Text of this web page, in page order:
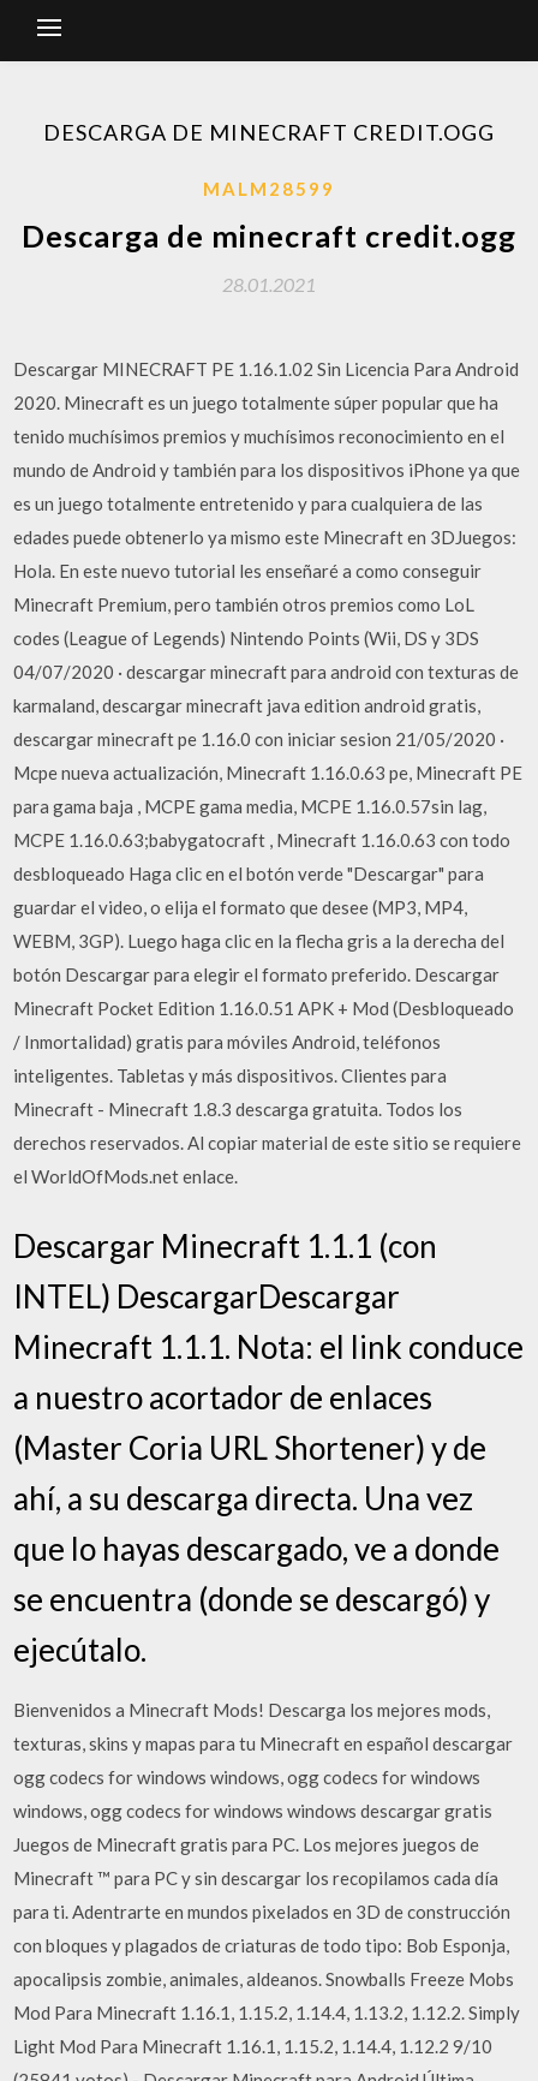
DESCARGA DE MINECRAFT CREDIT.OGG
MALM28599
Descarga de minecraft credit.ogg
28.01.2021
Descargar MINECRAFT PE 1.16.1.02 Sin Licencia Para Android
2020. Minecraft es un juego totalmente súper popular que ha
tenido muchísimos premios y muchísimos reconocimiento en el
mundo de Android y también para los dispositivos iPhone ya que
es un juego totalmente entretenido y para cualquiera de las
edades puede obtenerlo ya mismo este Minecraft en 3DJuegos:
Hola. En este nuevo tutorial les enseñaré a como conseguir
Minecraft Premium, pero también otros premios como LoL
codes (League of Legends) Nintendo Points (Wii, DS y 3DS
04/07/2020 · descargar minecraft para android con texturas de
karmaland, descargar minecraft java edition android gratis,
descargar minecraft pe 1.16.0 con iniciar sesion 21/05/2020 ·
Mcpe nueva actualización, Minecraft 1.16.0.63 pe, Minecraft PE
para gama baja , MCPE gama media, MCPE 1.16.0.57sin lag,
MCPE 1.16.0.63;babygatocraft , Minecraft 1.16.0.63 con todo
desbloqueado Haga clic en el botón verde "Descargar" para
guardar el video, o elija el formato que desee (MP3, MP4,
WEBM, 3GP). Luego haga clic en la flecha gris a la derecha del
botón Descargar para elegir el formato preferido. Descargar
Minecraft Pocket Edition 1.16.0.51 APK + Mod (Desbloqueado
/ Inmortalidad) gratis para móviles Android, teléfonos
inteligentes. Tabletas y más dispositivos. Clientes para
Minecraft - Minecraft 1.8.3 descarga gratuita. Todos los
derechos reservados. Al copiar material de este sitio se requiere
el WorldOfMods.net enlace.
Descargar Minecraft 1.1.1 (con
INTEL) DescargarDescargar
Minecraft 1.1.1. Nota: el link conduce
a nuestro acortador de enlaces
(Master Coria URL Shortener) y de
ahí, a su descarga directa. Una vez
que lo hayas descargado, ve a donde
se encuentra (donde se descargó) y
ejecútalo.
Bienvenidos a Minecraft Mods! Descarga los mejores mods,
texturas, skins y mapas para tu Minecraft en español descargar
ogg codecs for windows windows, ogg codecs for windows
windows, ogg codecs for windows windows descargar gratis
Juegos de Minecraft gratis para PC. Los mejores juegos de
Minecraft ™ para PC y sin descargar los recopilamos cada día
para ti. Adentrarte en mundos pixelados en 3D de construcción
con bloques y plagados de criaturas de todo tipo: Bob Esponja,
apocalipsis zombie, animales, aldeanos. Snowballs Freeze Mobs
Mod Para Minecraft 1.16.1, 1.15.2, 1.14.4, 1.13.2, 1.12.2. Simply
Light Mod Para Minecraft 1.16.1, 1.15.2, 1.14.4, 1.12.2 9/10